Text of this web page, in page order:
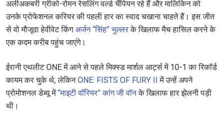
अलीअकबरी ग्रीको-रोमन रेसलिंग वर्ल्ड चैंपियन रहे हैं और मालिकिन को
उनके प्रोफेशनल करियर की पहली हार का स्वाद चखाना चाहते हैं। इस जीत
से वो मौजूदा हेवीवेट किंगअर्जन “सिंह” भुल्लरके खिलाफ मैच हासिल करने के
एक कदम करीब पहुंच जाएंगे।
ईरानी एथलीट ONE में आने से पहले मिक्स्ड मार्शल आर्ट्स में 10-1 का रिकॉर्ड
कायम कर चुके थे, लेकिनONE: FISTS OF FURY II में उन्हें अपने
प्रोमोशनल डेब्यू में“माइटी वॉरियर” कांग जी वॉनके खिलाफ हार झेलनी पड़ी
थी।